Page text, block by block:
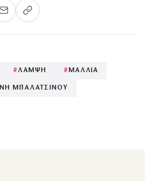
#ΛΑΜΨΗ #ΜΑΛΛΙΑ
ΜΠΑΛΑΤΣΙΝΟΥ